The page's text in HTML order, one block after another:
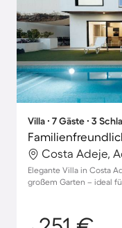
Villa ∙ 7 Gäste ∙ 3
Costa Adeje,
Elegante Villa in Costa
großem Garten – ideal